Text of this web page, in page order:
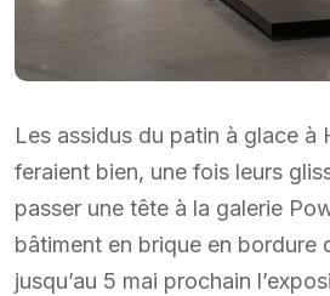
Les assidus du patin à glace à
feraient bien, une fois leurs
passer une tête à la galerie
bâtiment en brique en bordure
jusqu’au 5 mai prochain